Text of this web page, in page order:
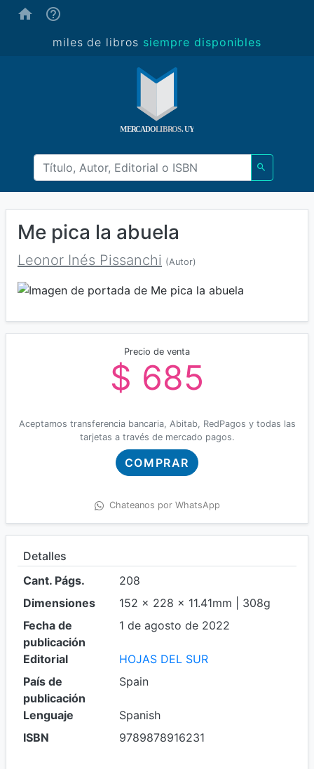
miles de libros siempre disponibles
Me pica la abuela
Leonor Inés Pissanchi (Autor)
Precio de venta
$ 685
Aceptamos transferencia bancaria, Abitab, RedPagos y todas las
tarjetas a través de mercado pagos.
COMPRAR
Chateanos por WhatsApp
Detalles
Cant. Págs.
208
Dimensiones
152 x 228 x 11.41mm | 308g
Fecha de
publicación
1 de agosto de 2022
Editorial
HOJAS DEL SUR
País de
publicación
Spain
Lenguaje
Spanish
ISBN
9789878916231